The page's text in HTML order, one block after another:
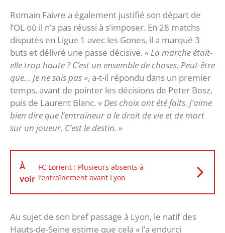
Romain Faivre a également justifié son départ de
l’OL où il n’a pas réussi à s’imposer. En 28 matchs
disputés en Ligue 1 avec les Gones, il a marqué 3
buts et délivré une passe décisive. « La marche était-
elle trop haute ? C’est un ensemble de choses. Peut-être
que… Je ne sais pas », a-t-il répondu dans un premier
temps, avant de pointer les décisions de Peter Bosz,
puis de Laurent Blanc. « Des choix ont été faits. J’aime
bien dire que l’entraineur a le droit de vie et de mort
sur un joueur. C’est le destin. »
À
voir
FC Lorient : Plusieurs absents à
l’entraînement avant Lyon
Au sujet de son bref passage à Lyon, le natif des
Hauts-de-Seine estime que cela « l’a endurci